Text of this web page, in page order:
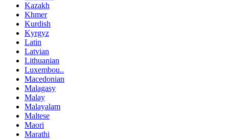
Kazakh
Khmer
Kurdish
Kyrgyz
Latin
Latvian
Lithuanian
Luxembou..
Macedonian
Malagasy
Malay
Malayalam
Maltese
Maori
Marathi